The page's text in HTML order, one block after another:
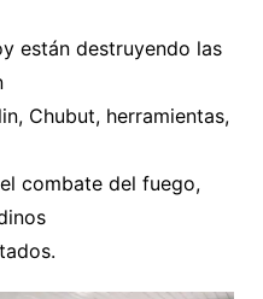
están destruyendo las
Chubut, herramientas,
combate del fuego,